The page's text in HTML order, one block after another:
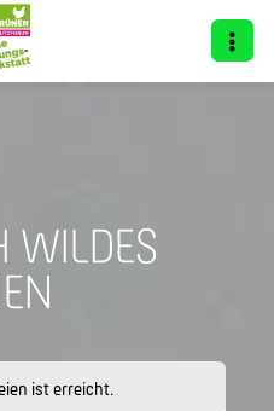
WILDES
ist erreicht.